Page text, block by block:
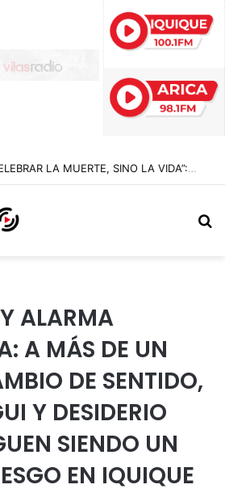
“NO VENIMOS A CELEBRAR LA MUERTE, SINO LA VIDA”: LA EMOTIVA ROMERÍA AL CEMENTERIO QUE MARCA EL CORAZÓN DE LA FIESTA DE SAN LORENZO
ALARMA
A MÁS DE UN
DE SENTIDO,
Y DESIDERIO
SIENDO UN
EN IQUIQUE